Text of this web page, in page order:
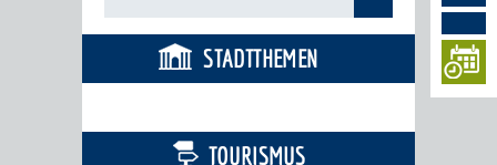
STADTTHEMEN
TOURISMUS